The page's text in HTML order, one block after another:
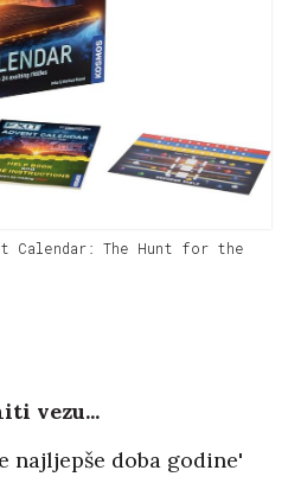
Calendar: The Hunt for the
vezu...
najljepše doba godine'